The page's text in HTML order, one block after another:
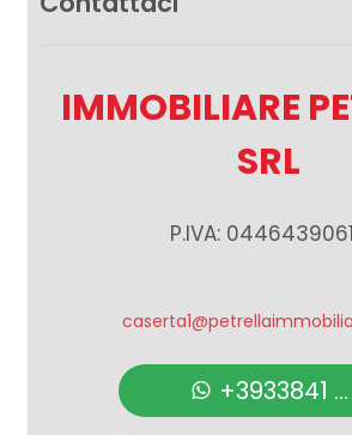
IMMOBILIARE
SRL
P.IVA:
+3933841 ...